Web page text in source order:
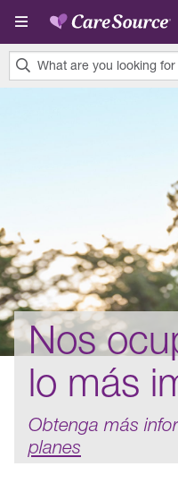
Pasar al contenido principal
What are you looking for
0
Nos
lo más
Obtenga más
planes